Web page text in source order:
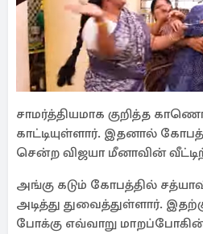
சாமர்த்தியமாக குறித்த
காட்டியுள்ளார். இதனால்
சென்ற விஜயா மீனாவின்
அங்கு கடும் கோபத்தில்
அடித்து துவைத்துள்ளார்.
போக்கு எவ்வாறு